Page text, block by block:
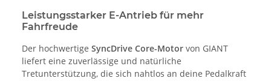
Leistungsstarker E-Antrieb für mehr
Fahrfreude
Der hochwertige SyncDrive Core-Motor von GIANT
liefert eine zuverlässige und natürliche
Tretunterstützung, die sich nahtlos an deine Pedalkraft